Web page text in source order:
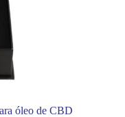
óleo de CBD